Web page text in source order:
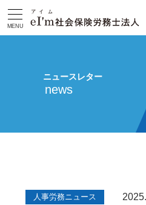
MENU
ニュースレター
news
人事労務ニュース